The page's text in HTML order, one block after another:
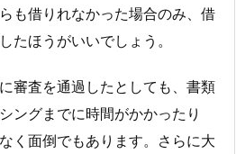
も借りれなかった場合のみ、借
たほうがいいでしょう。
審査を通過したとしても、書類
ングまでに時間がかかったり
く面倒でもあります。さらに大